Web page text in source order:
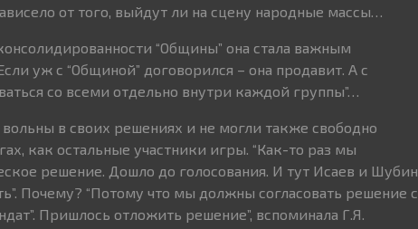
от того, выйдут ли на сцену народные массы…
“Общины” она стала важным
уж с “Общиной” договорился – она продавит. А с
со всеми отдельно внутри каждой группы”…
в своих решениях и не могли также свободно
как остальные участники игры. “Как-то раз мы
решение. Дошло до голосования. И тут Исаев и Шубин
Почему? “Потому что мы должны согласовать решение с
Пришлось отложить решение”, вспоминала Г.Я.